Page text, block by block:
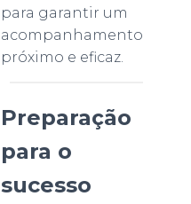
para garantir um
acompanhamento
próximo e eficaz.
Preparação
para o
sucesso